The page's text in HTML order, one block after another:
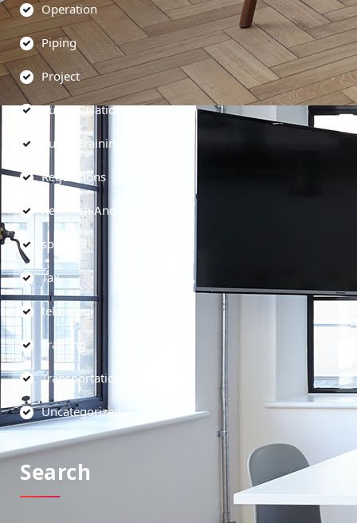
Operation
Piping
Project
Public Relations
Public Training
Regulations
Research And Development
soft skill
Tax
teknologi
Training
Transportation
Uncategorized
Search